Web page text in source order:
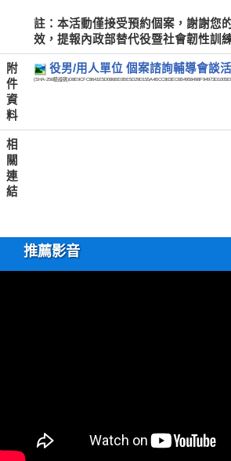
註：本活動僅接受預約個案，謝謝您
效，提報內政部替代役暨社會韌性訓
附
件
資
料
役男/用人單位 個案諮詢輔導會談
(SHA-256驗證碼)
相
關
連
結
推薦影音